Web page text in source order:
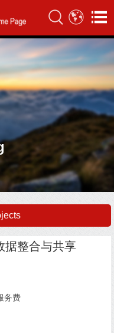
据整合与共享
务费